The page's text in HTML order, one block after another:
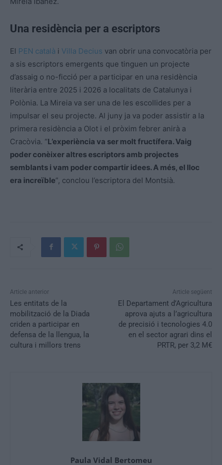
Una residència per a escriptors
El PEN català i Villa Decius van obrir una convocatòria per
a sis escriptors emergents que tinguen un projecte
d’assaig o no-ficció per a participar en una residència
literària entre 2025 i 2026 a localitats de Catalunya i
Polònia. La Mireia va ser una de les escollides per a
impulsar el seu projecte. Al juny ja va poder assistir a la
primera residència a Olot i el pròxim febrer anirà a
Cracòvia. “L’experiència va ser molt fructífera. Vaig
poder conèixer altres escriptors amb projectes
semblants i vam poder compartir idees. A més, el lloc
era increïble”, conclou l’escriptora del Montsià.
Article anterior
Les entitats de la
mobilització de la Diada
criden a participar en
defensa de la llengua, la
cultura i millors trens
Article següent
El Departament d’Agricultura
aprova ajuts a l’agricultura
de precisió i tecnologies 4.0
en el sector agrari dins el
PRTR, per 3,2 M€
Paula Vidal Bertomeu